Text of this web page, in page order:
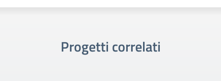
Progetti correlati